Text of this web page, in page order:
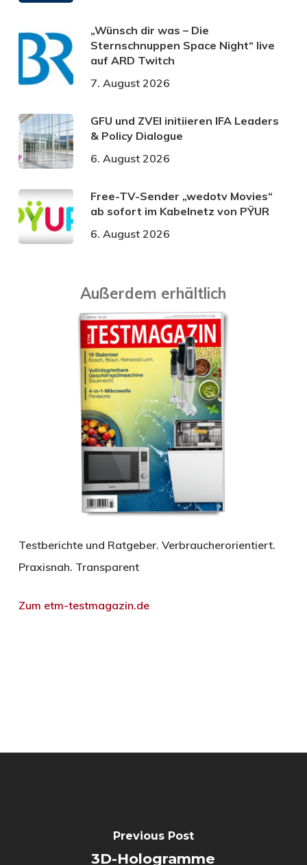
„Wünsch dir was – Die
Sternschnuppen Space Night“ live
auf ARD Twitch
7. August 2026
GFU und ZVEI initiieren IFA Leaders
& Policy Dialogue
6. August 2026
Free-TV-Sender „wedotv Movies“
ab sofort im Kabelnetz von PŸUR
6. August 2026
Außerdem erhältlich
Testberichte und Ratgeber. Verbraucherorientiert.
Praxisnah. Transparent
Zum etm-testmagazin.de
Previous Post
3D-Hologramme